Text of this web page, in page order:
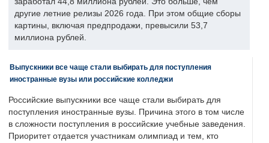
другие летние релизы 2026 года. При этом общие сборы
картины, включая предпродажи, превысили 53,7
миллиона рублей.
Выпускники все чаще стали выбирать для поступления
иностранные вузы или российские колледжи
Российские выпускники все чаще стали выбирать для
поступления иностранные вузы. Причина этого в том числе
в сложности поступления в российские учебные заведения.
Приоритет отдается участникам олимпиад и тем, кто